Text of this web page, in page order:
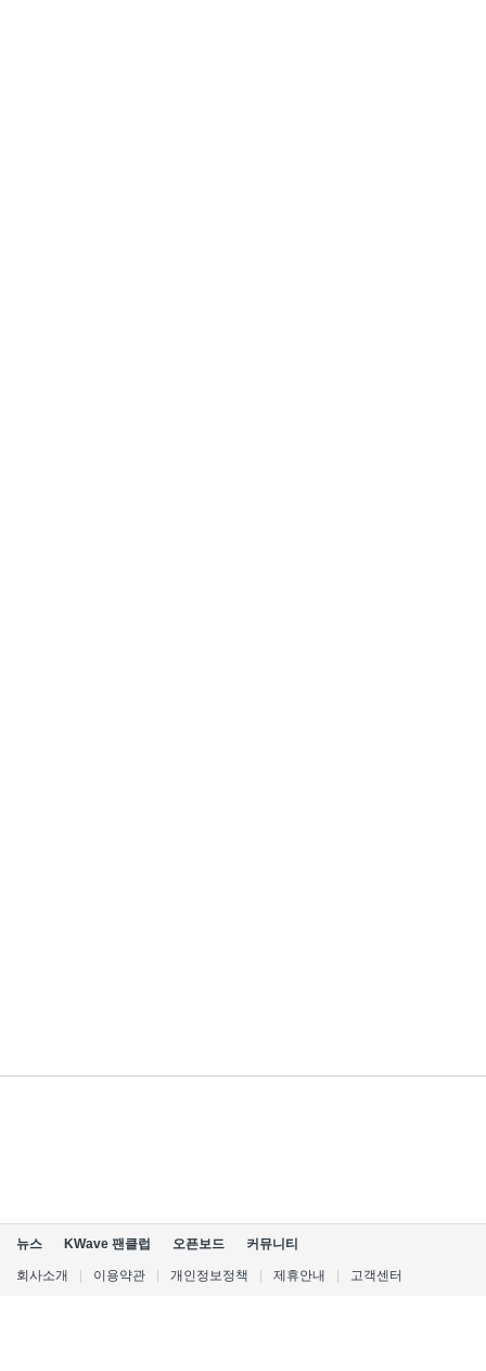
뉴스 KWave 팬클럽 오픈보드 커뮤니티
회사소개 이용약관 개인정보정책 제휴안내 고객센터